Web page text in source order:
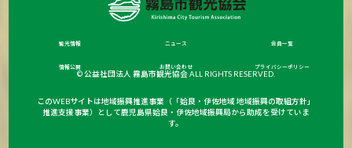
観光情報 ニュース 会員一覧
情報公開 お問い合わせ プライバシーポリシー
© 公益社団法人 霧島市観光協会 ALL RIGHTS RESERVED.
このWEBサイトは地域振興推進事業（「姶良・伊佐地域 地域振興の取組方針」
推進支援事業）として鹿児島県姶良・伊佐地域振興局から助成を受けていま
す。